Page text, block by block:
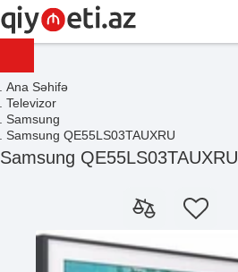
Ana Səhifə
Televizor
Samsung
Samsung QE55LS03TAUXRU
Samsung QE55LS03TAUXRU